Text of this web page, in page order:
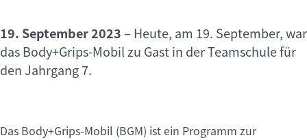
19. September 2023– Heute, am 19. September, war
das Body+Grips-Mobil zu Gast in der Teamschule für
den Jahrgang 7.
Das Body+Grips-Mobil (BGM) ist ein Programm zur